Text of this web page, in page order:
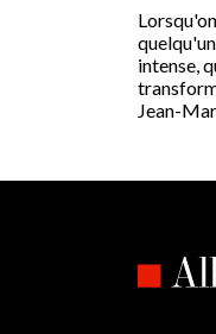
intense,
Jean-